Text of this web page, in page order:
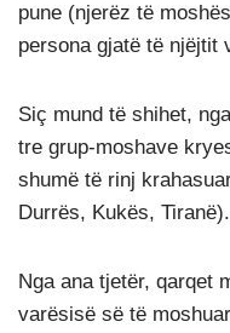
pune (njerëz të
persona gjatë të njëjtit
Siç mund të shihet,
tre grup-moshave
shumë të rinj
Durrës, Kukës, Tiranë).
Nga ana tjetër, qarqet
varësisë së të